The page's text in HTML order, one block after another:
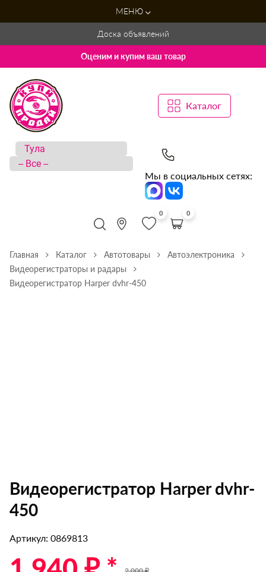
МЕНЮ
Доска объявлений
Оценим и купим ваш товар
Каталог
Мы в социальных сетях:
0 0
Главная Каталог Автотовары
Автоэлектроника
Видеорегистраторы и радары
Видеорегистратор Harper dvhr-450
Видеорегистратор Harper dvhr-
450
Артикул: 0869813